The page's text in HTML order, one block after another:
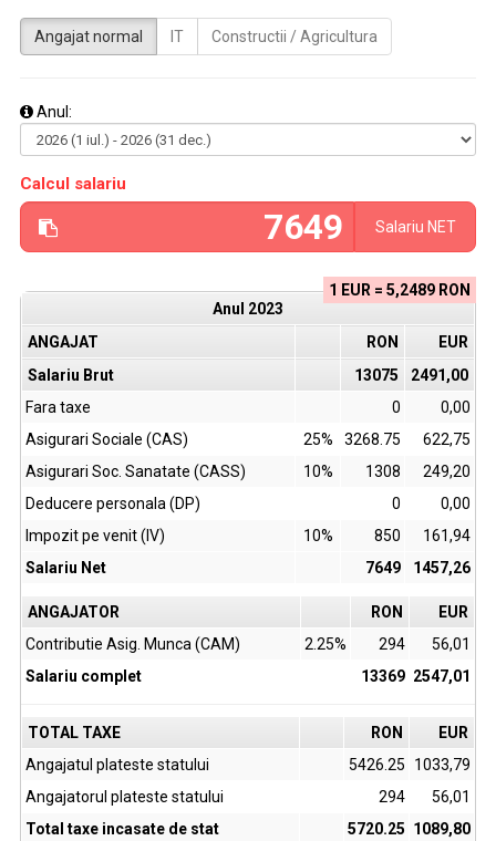
Angajat normal IT Constructii / Agricultura
Anul:
Calcul salariu
Salariu NET
1 EUR = 5,2489 RON
Anul 2023
ANGAJAT
RON
EUR
Salariu Brut
13075
2491,00
Fara taxe
0
0,00
Asigurari Sociale (CAS)
25% 3268.75
622,75
Asigurari Soc. Sanatate (CASS)
10% 1308
249,20
Deducere personala (DP)
0
0,00
Impozit pe venit (IV)
10% 850
161,94
Salariu Net
7649 1457,26
ANGAJATOR RON
EUR
Contributie Asig. Munca (CAM)
2.25% 294
56,01
Salariu complet
13369 2547,01
TOTAL TAXE RON
EUR
Angajatul plateste statului
5426.25
1033,79
Angajatorul plateste statului
294
56,01
Total taxe incasate de stat
5720.25 1089,80